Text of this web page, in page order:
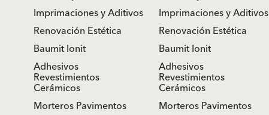
Imprimaciones y Aditivos
Renovación Estética
Baumit Ionit
Adhesivos
Revestimientos
Cerámicos
Morteros Pavimentos
Imprimaciones y Aditivos
Renovación Estética
Baumit Ionit
Adhesivos
Revestimientos
Cerámicos
Morteros Pavimentos